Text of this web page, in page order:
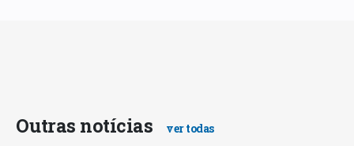
Outras notícias ver todas